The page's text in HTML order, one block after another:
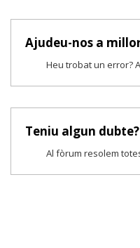
Ajudeu-nos a
Heu trobat un error?
Teniu algun dubte?
Al fòrum resolem